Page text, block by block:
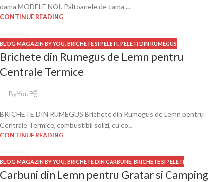
dama MODELE NOI. Paltoanele de dama ...
CONTINUE READING
06
DEC.
BLOG MAGAZIN BY YOU BRICHETE SI PELETI PELETI DIN RUMEGUS
Brichete din Rumegus de Lemn pentru
Centrale Termice
ByYou
BRICHETE DIN RUMEGUS Brichete din Rumegus de Lemn pentru
Centrale Termice, combustibil solizi, cu co...
CONTINUE READING
26
NOV.
BLOG MAGAZIN BY YOU BRICHETE DIN CARBUNE BRICHETE SI PELETI
Carbuni din Lemn pentru Gratar si Camping